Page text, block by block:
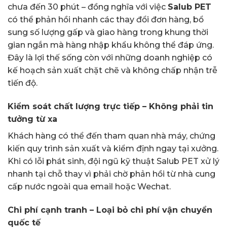
chưa đến 30 phút – đồng nghĩa với việc Salub PET
có thể phản hồi nhanh các thay đổi đơn hàng, bổ
sung số lượng gấp và giao hàng trong khung thời
gian ngắn mà hàng nhập khẩu không thể đáp ứng.
Đây là lợi thế sống còn với những doanh nghiệp có
kế hoạch sản xuất chặt chẽ và không chấp nhận trễ
tiến độ.
Kiểm soát chất lượng trực tiếp – Không phải tin
tưởng từ xa
Khách hàng có thể đến tham quan nhà máy, chứng
kiến quy trình sản xuất và kiểm định ngay tại xưởng.
Khi có lỗi phát sinh, đội ngũ kỹ thuật Salub PET xử lý
nhanh tại chỗ thay vì phải chờ phản hồi từ nhà cung
cấp nước ngoài qua email hoặc Wechat.
Chi phí cạnh tranh – Loại bỏ chi phí vận chuyển
quốc tế